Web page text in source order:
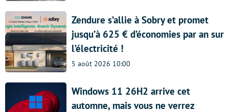
Zendure s’allie à Sobry et promet
jusqu’à 625 € d’économies par an sur
l’électricité !
5 août 2026 10:00
Windows 11 26H2 arrive cet
automne, mais vous ne verrez